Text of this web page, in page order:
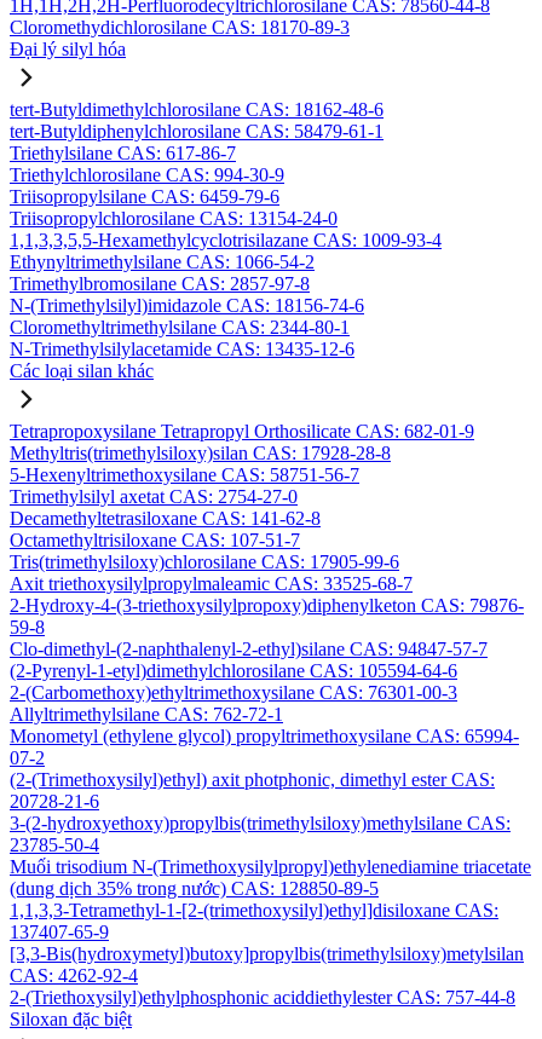
1H,1H,2H,2H-Perfluorodecyltrichlorosilane CAS: 78560-44-8
Cloromethydichlorosilane CAS: 18170-89-3
Đại lý silyl hóa
tert-Butyldimethylchlorosilane CAS: 18162-48-6
tert-Butyldiphenylchlorosilane CAS: 58479-61-1
Triethylsilane CAS: 617-86-7
Triethylchlorosilane CAS: 994-30-9
Triisopropylsilane CAS: 6459-79-6
Triisopropylchlorosilane CAS: 13154-24-0
1,1,3,3,5,5-Hexamethylcyclotrisilazane CAS: 1009-93-4
Ethynyltrimethylsilane CAS: 1066-54-2
Trimethylbromosilane CAS: 2857-97-8
N-(Trimethylsilyl)imidazole CAS: 18156-74-6
Cloromethyltrimethylsilane CAS: 2344-80-1
N-Trimethylsilylacetamide CAS: 13435-12-6
Các loại silan khác
Tetrapropoxysilane Tetrapropyl Orthosilicate CAS: 682-01-9
Methyltris(trimethylsiloxy)silan CAS: 17928-28-8
5-Hexenyltrimethoxysilane CAS: 58751-56-7
Trimethylsilyl axetat CAS: 2754-27-0
Decamethyltetrasiloxane CAS: 141-62-8
Octamethyltrisiloxane CAS: 107-51-7
Tris(trimethylsiloxy)chlorosilane CAS: 17905-99-6
Axit triethoxysilylpropylmaleamic CAS: 33525-68-7
2-Hydroxy-4-(3-triethoxysilylpropoxy)diphenylketon CAS: 79876-
59-8
Clo-dimethyl-(2-naphthalenyl-2-ethyl)silane CAS: 94847-57-7
(2-Pyrenyl-1-etyl)dimethylchlorosilane CAS: 105594-64-6
2-(Carbomethoxy)ethyltrimethoxysilane CAS: 76301-00-3
Allyltrimethylsilane CAS: 762-72-1
Monometyl (ethylene glycol) propyltrimethoxysilane CAS: 65994-
07-2
(2-(Trimethoxysilyl)ethyl) axit photphonic, dimethyl ester CAS:
20728-21-6
3-(2-hydroxyethoxy)propylbis(trimethylsiloxy)methylsilane CAS:
23785-50-4
Muối trisodium N-(Trimethoxysilylpropyl)ethylenediamine triacetate
(dung dịch 35% trong nước) CAS: 128850-89-5
1,1,3,3-Tetramethyl-1-[2-(trimethoxysilyl)ethyl]disiloxane CAS:
137407-65-9
[3,3-Bis(hydroxymetyl)butoxy]propylbis(trimethylsiloxy)metylsilan
CAS: 4262-92-4
2-(Triethoxysilyl)ethylphosphonic aciddiethylester CAS: 757-44-8
Siloxan đặc biệt